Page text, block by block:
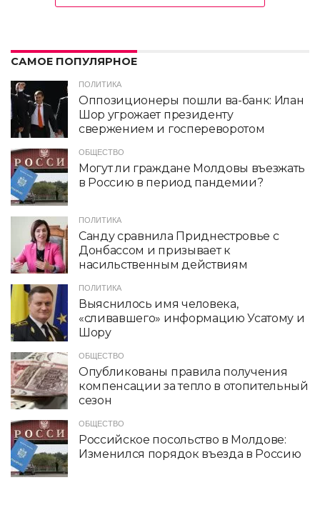
САМОЕ ПОПУЛЯРНОЕ
ПОЛИТИКА
Оппозиционеры пошли ва-банк: Илан
Шор угрожает президенту
свержением и госпереворотом
ОБЩЕСТВО
Могут ли граждане Молдовы въезжать
в Россию в период пандемии?
ПОЛИТИКА
Санду сравнила Приднестровье с
Донбассом и призывает к
насильственным действиям
ПОЛИТИКА
Выяснилось имя человека,
«сливавшего» информацию Усатому и
Шору
ОБЩЕСТВО
Опубликованы правила получения
компенсации за тепло в отопительный
сезон
ОБЩЕСТВО
Российское посольство в Молдове:
Изменился порядок въезда в Россию